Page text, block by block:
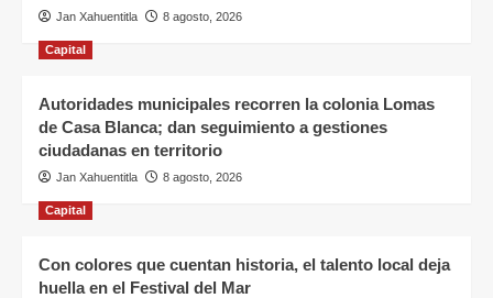
Jan Xahuentitla 8 agosto, 2026
Capital
Autoridades municipales recorren la colonia Lomas
de Casa Blanca; dan seguimiento a gestiones
ciudadanas en territorio
Jan Xahuentitla 8 agosto, 2026
Capital
Con colores que cuentan historia, el talento local deja
huella en el Festival del Mar